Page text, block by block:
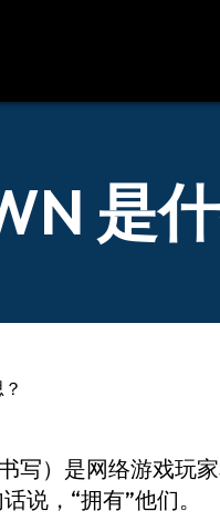
是
写）是网络游戏玩
说，“拥有”他们。